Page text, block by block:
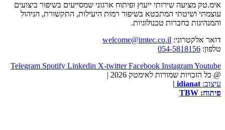
אימ.טק מציעה שירותי ייעוץ ופיתוח ארגוני שמסייעים בשיפור ביצועים
עוצמתי ושיטתי המתבטא בשיפור רמות היעילות, התקשורת, הניהול
והמנהיגות בחברות טכנולוגיות.
דואר אלקטרוני: welcome@imtec.co.il
טלפון: 054-5818156
Telegram Spotify Linkedin X-twitter Facebook InstagramYoutube
@ כל הזכויות שמורות לאימטק 2026 |
עיצוב: idianat
|
פיתוח: